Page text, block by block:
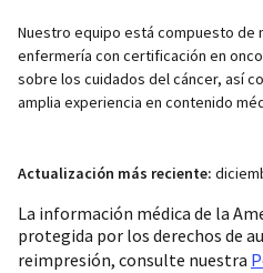
Nuestro equipo está compuesto de
enfermería con certificación en
sobre los cuidados del cáncer, así
amplia experiencia en contenido
Actualización más reciente:
La información médica de la
protegida por los derechos de
reimpresión, consulte nuestra